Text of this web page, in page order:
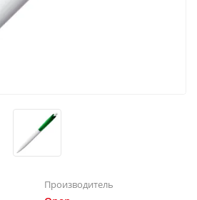
Производитель